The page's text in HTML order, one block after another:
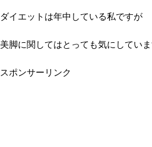
ダイエットは年中している私ですが
美脚に関してはとっても気にしてい
スポンサーリンク